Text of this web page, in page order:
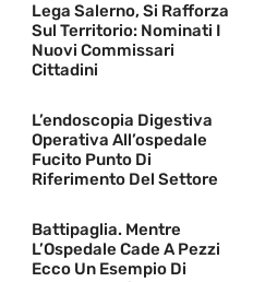
Lega Salerno, Si Rafforza
Sul Territorio: Nominati I
Nuovi Commissari
Cittadini
L’endoscopia Digestiva
Operativa All’ospedale
Fucito Punto Di
Riferimento Del Settore
Battipaglia. Mentre
L’Ospedale Cade A Pezzi
Ecco Un Esempio Di